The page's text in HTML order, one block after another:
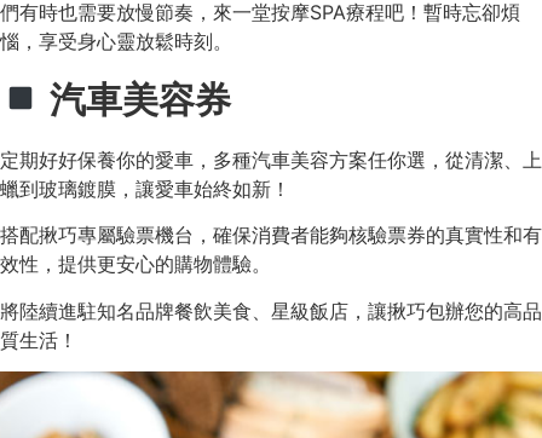
們有時也需要放慢節奏，來一堂按摩SPA療程吧！暫時忘卻煩
惱，享受身心靈放鬆時刻。
汽車美容券
定期好好保養你的愛車，多種汽車美容方案任你選，從清潔、上
蠟到玻璃鍍膜，讓愛車始終如新！
搭配揪巧專屬驗票機台，確保消費者能夠核驗票券的真實性和有
效性，提供更安心的購物體驗。
將陸續進駐知名品牌餐飲美食、星級飯店，讓揪巧包辦您的高品
質生活！